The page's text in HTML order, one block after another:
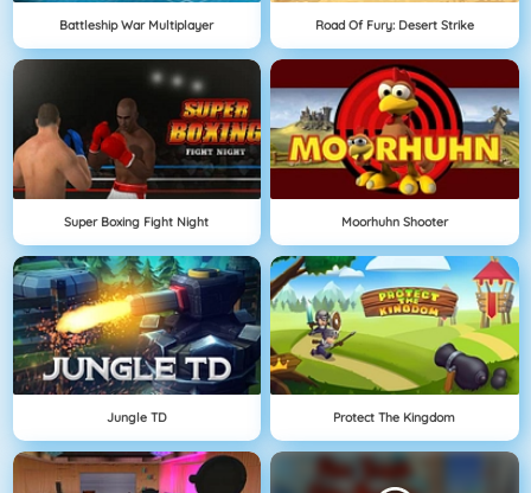
Battleship War Multiplayer Road Of Fury: Desert Strike
Super Boxing Fight Night Moorhuhn Shooter
Jungle TD Protect The Kingdom